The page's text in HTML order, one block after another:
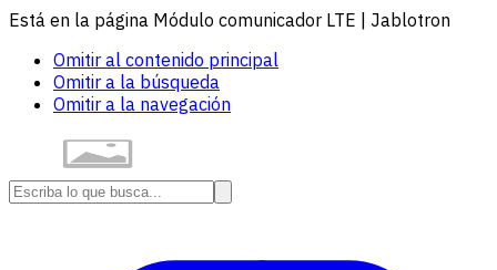
Está en la página Módulo comunicador LTE | Jablotron
Omitir al contenido principal
Omitir a la búsqueda
Omitir a la navegación